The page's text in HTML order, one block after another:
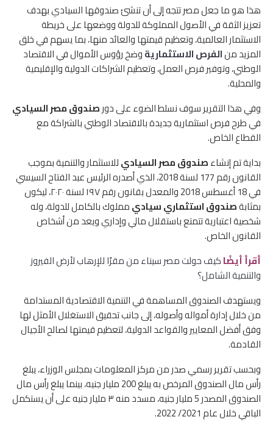
هذا هو ما جعل مصر تتجه إلى أن تنشئ صندوقها السيادي بهدف
تعزيز الثقة في الأصول المملوكة للدولة ووضعها على خريطة
الاستثمار العالمية، وتعظيم قيمتها والعائد منها، بما يسهم في خلق
المزيد منالفرص الاستثماريةوضخ رؤوس الأموال في الاقتصاد
الوطني، وتوفير فرص العمل، وتعظيم الشراكات الدولية والإقليمية
والمحلية.
وفي هذا التقرير سوف نسلط الضوء على دورصندوق مصر السيادي
في طرح فرص استثمارية جديدة بالاقتصاد الوطني بالشراكة مع
القطاع الخاص.
بداية تم إنشاءصندوق مصر السياديللاستثمار والتنمية بموجب
القانون رقم 177 لسنة 2018، الذي أصدره الرئيس عبد الفتاح السيسي
في 18 أغسطس 2018 والمعدل بقانون رقم ١٩٧ لسنة ٢٠٢٠، ليكون
بمثابةصندوق استثماري سياديمملوك بالكامل للدولة، وله
شخصية اعتبارية تتمتع باستقلال مالي وإداري ويعد من أشخاص
القانون الخاص.
أقرأ أيضًاكيف حولت مصر سيناء من مقرًا للإرهاب لأرض الفيروز
والتنمية الشامل؟
ويستهدف الصندوق المساهمة في التنمية الاقتصادية المستدامة
من خلال إدارة أمواله وأصوله، إلى جانب تحقيق الاستغلال الأمثل لها
وفق أفضل المعايير والقواعد الدولية، لتعظيم قيمتها لصالح الأجيال
القادمة.
وبحسب تقرير رسمي صدر من مركز المعلومات بمجلس الوزراء، يبلغ
رأس مال الصندوق المرخص به يبلغ 200 مليار جنيه، بينما يبلغ رأس مال
الصندوق المصدر 5 مليار جنيه، مسدد منه ٣ مليار جنيه على أن يستكمل
الباقي خلال عام 2021/ 2022.